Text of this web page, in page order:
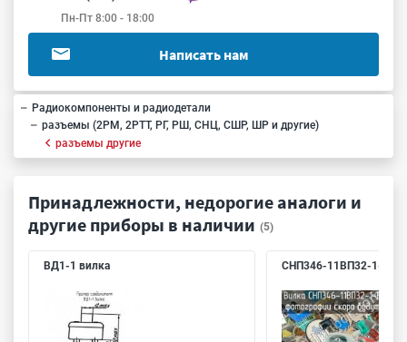
Пн-Пт 8:00 - 18:00
Написать нам
Радиокомпоненты и радиодетали
разъемы (2РМ, 2РТТ, РГ, РШ, СНЦ, СШР, ШР и другие)
разъемы другие
Принадлежности, недорогие аналоги и
другие приборы в наличии (5)
ВД1-1 вилка СНП346-11ВП32-1-В